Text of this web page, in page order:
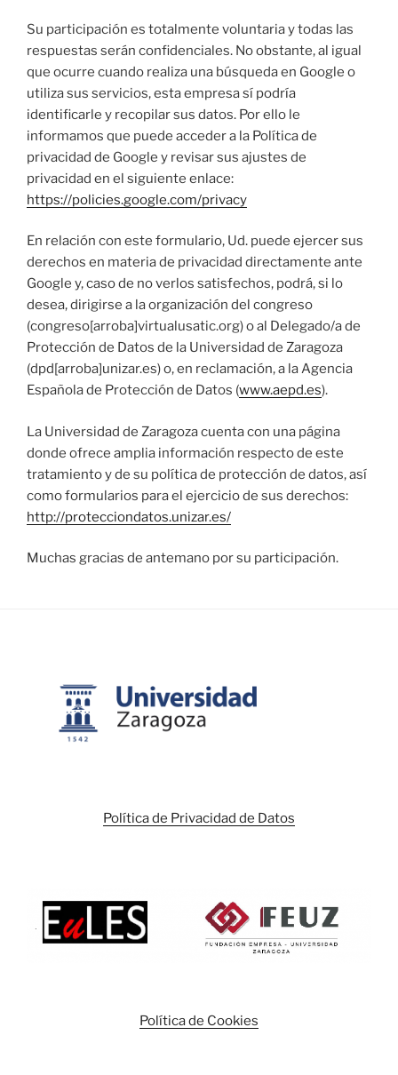
Su participación es totalmente voluntaria y todas las
respuestas serán confidenciales. No obstante, al igual
que ocurre cuando realiza una búsqueda en Google o
utiliza sus servicios, esta empresa sí podría
identificarle y recopilar sus datos. Por ello le
informamos que puede acceder a la Política de
privacidad de Google y revisar sus ajustes de
privacidad en el siguiente enlace:
https://policies.google.com/privacy
En relación con este formulario, Ud. puede ejercer sus
derechos en materia de privacidad directamente ante
Google y, caso de no verlos satisfechos, podrá, si lo
desea, dirigirse a la organización del congreso
(congreso[arroba]virtualusatic.org) o al Delegado/a de
Protección de Datos de la Universidad de Zaragoza
(dpd[arroba]unizar.es) o, en reclamación, a la Agencia
Española de Protección de Datos (www.aepd.es).
La Universidad de Zaragoza cuenta con una página
donde ofrece amplia información respecto de este
tratamiento y de su política de protección de datos, así
como formularios para el ejercicio de sus derechos:
http://protecciondatos.unizar.es/
Muchas gracias de antemano por su participación.
Política de Privacidad de Datos
Política de Cookies